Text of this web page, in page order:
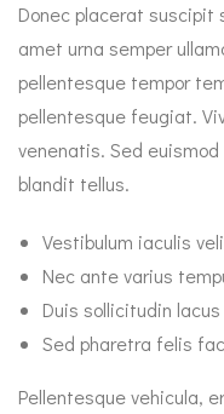
Donec placerat
amet urna semper
pellentesque tempor
pellentesque feugiat.
venenatis. Sed
blandit tellus.
Vestibulum iaculis
Nec ante varius
Duis sollicitudin
Sed pharetra felis
Pellentesque vehicula,